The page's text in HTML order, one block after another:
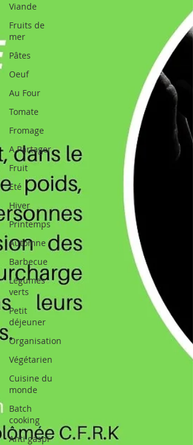
Viande
Fruits de
mer
Pâtes
Oeuf
Au Four
Tomate
Fromage
A Partager
Fruit
Eté
Hiver
Printemps
Automne
Barbecue
Légumes
verts
Petit
déjeuner
Organisation
Végétarien
Cuisine du
monde
Batch
cooking
Anti gaspi